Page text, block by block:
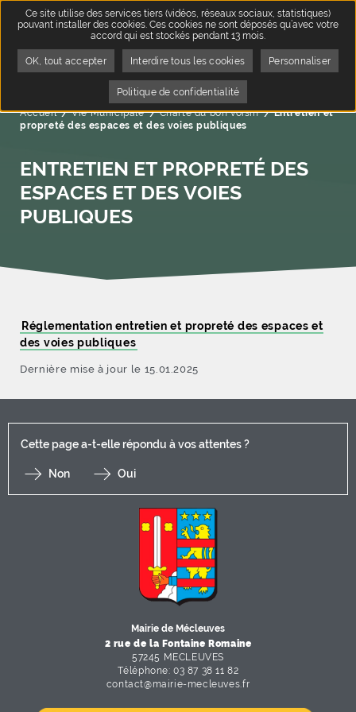
Accueil Vie Municipale Charte du bon voisin Page active :
Entretien et
propreté des espaces et des voies publiques
ENTRETIEN ET PROPRETÉ DES
ESPACES ET DES VOIES
PUBLIQUES
Réglementation entretien et propreté des espaces et
des voies publiques
Dernière mise à jour le 15.01.2025
Cette page a-t-elle répondu à vos attentes ?
Non Oui
Mairie de Mécleuves
2 rue de la Fontaine Romaine
57245 MECLEUVES
Téléphone: 03 87 38 11 82
contact@mairie-mecleuves.fr
Ce site utilise des services tiers (vidéos, réseaux sociaux, statistiques)
pouvant installer des cookies. Ces cookies ne sont déposés qu’avec votre
accord qui est stockés pendant 13 mois.
OK, tout accepter Interdire tous les cookies Personnaliser
Politique de confidentialité